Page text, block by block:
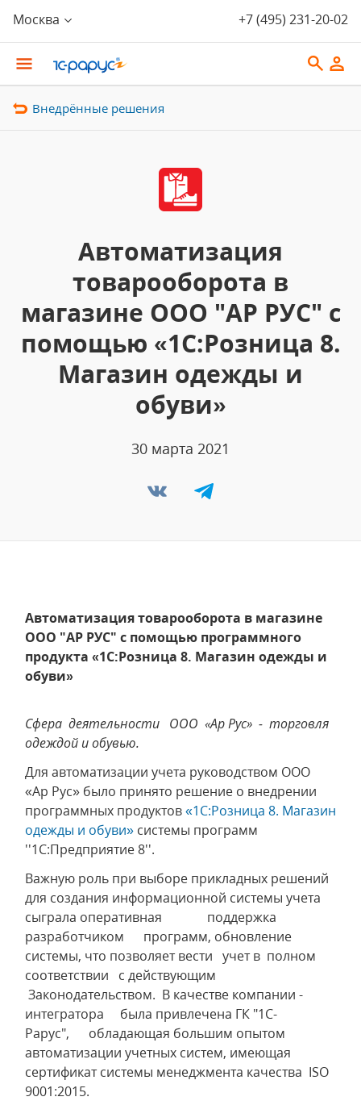
Москва +7 (495) 231-20-02
Внедрённые решения
Автоматизация
товарооборота в
магазине ООО "АР РУС" с
помощью «1C:Розница 8.
Магазин одежды и
обуви»
30 марта 2021
Автоматизация товарооборота в магазине
ООО "АР РУС" с помощью программного
продукта «1C:Розница 8. Магазин одежды и
обуви»
Сфера деятельности ООО «Ар Рус» - торговля
одеждой и обувью.
Для автоматизации учета руководством ООО
«Ар Рус» было принято решение о внедрении
программных продуктов«1С:Розница 8. Магазин
одежды и обуви» системы программ
''1С:Предприятие 8''.
Важную роль при выборе прикладных решений
для создания информационной системы учета
сыграла оперативная поддержка
разработчиком программ, обновление
системы, что позволяет вести учет в полном
соответствии с действующим
Законодательством. В качестве компании -
интегратора была привлечена ГК "1C-
Papyc", обладающая большим опытом
автоматизации учетных систем, имеющая
сертификат системы менеджмента качества ISO
9001:2015.